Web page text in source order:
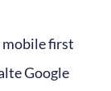
first
Google